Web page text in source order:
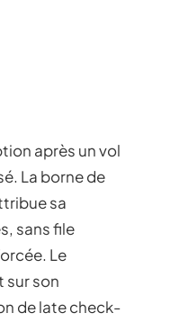
après un vol
La borne de
sa
sans file
Le
sur son
de late check-